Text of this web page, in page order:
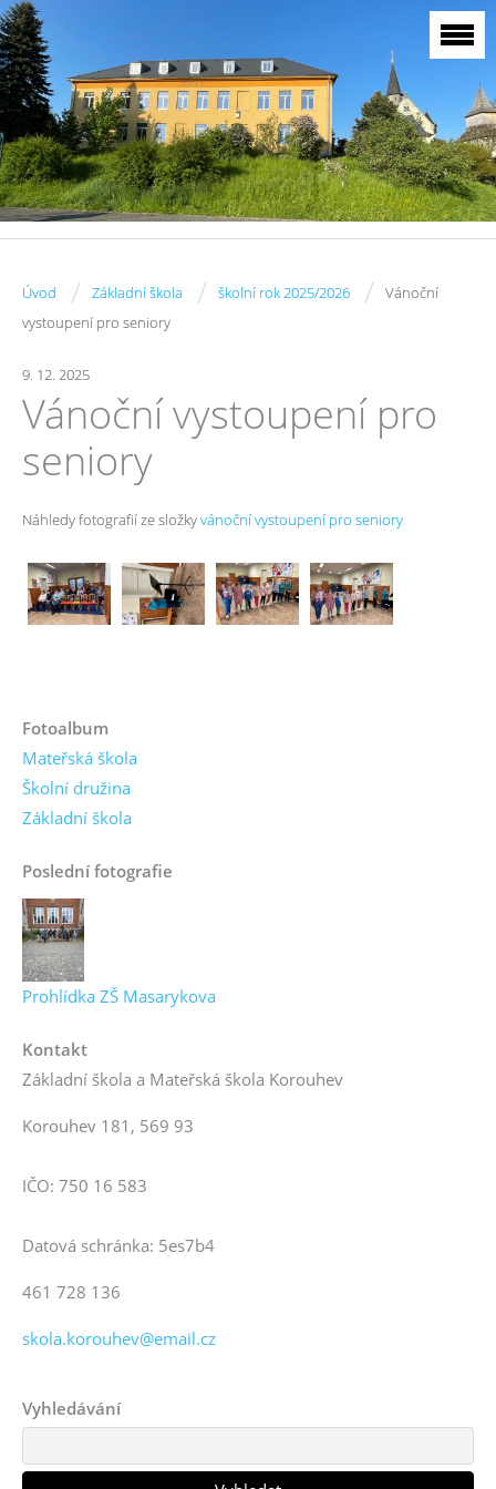
Úvod / Základní škola / školní rok 2025/2026 /
Vánoční
vystoupení pro seniory
9. 12. 2025
Vánoční vystoupení pro
seniory
Náhledy fotografií ze složkyvánoční vystoupení pro seniory
Fotoalbum
Mateřská škola
Školní družina
Základní škola
Poslední fotografie
Prohlídka ZŠ Masarykova
Kontakt
Základní škola a Mateřská škola Korouhev
Korouhev 181, 569 93
IČO: 750 16 583
Datová schránka: 5es7b4
461 728 136
skola.korouhev@email.cz
Vyhledávání